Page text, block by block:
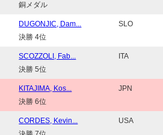
銅メダル
DUGONJIC, Dam...
決勝 4位
SLO
SCOZZOLI, Fab...
決勝 5位
ITA
KITAJIMA, Kos...
決勝 6位
JPN
CORDES, Kevin...
USA